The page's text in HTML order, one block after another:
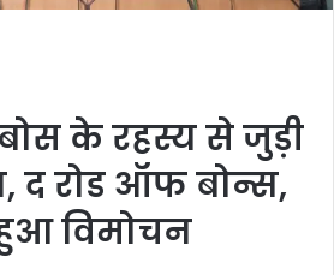
के रहस्य से जुड़ी
द रोड ऑफ बोन्स,
विमोचन